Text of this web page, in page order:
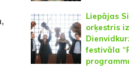
Liepājas
orķestris
festivāla